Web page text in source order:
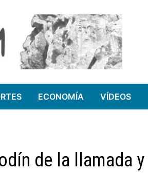
ECONOMÍA VÍDEOS
de la llamada y